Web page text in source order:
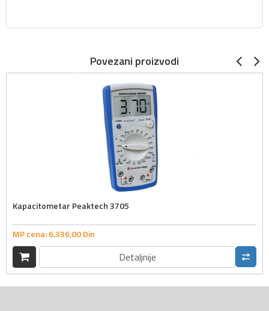
Povezani proizvodi
Kapacitometar Peaktech 3705
MP cena:6.336,00Din
Detaljnije